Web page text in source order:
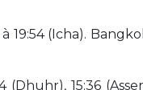
(Icha).
15:36